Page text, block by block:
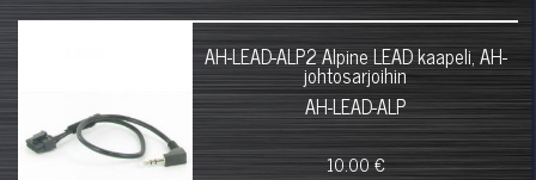
AH-LEAD-ALP2 Alpine LEAD kaapeli, AH-
johtosarjoihin
AH-LEAD-ALP
10.00 €